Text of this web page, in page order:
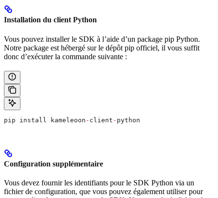
Installation du client Python
Vous pouvez installer le SDK à l’aide d’un package pip Python.
Notre package est hébergé sur le dépôt pip officiel, il vous suffit
donc d’exécuter la commande suivante :
pip install kameleoon - client - python
Configuration supplémentaire
Vous devez fournir les identifiants pour le SDK Python via un
fichier de configuration, que vous pouvez également utiliser pour